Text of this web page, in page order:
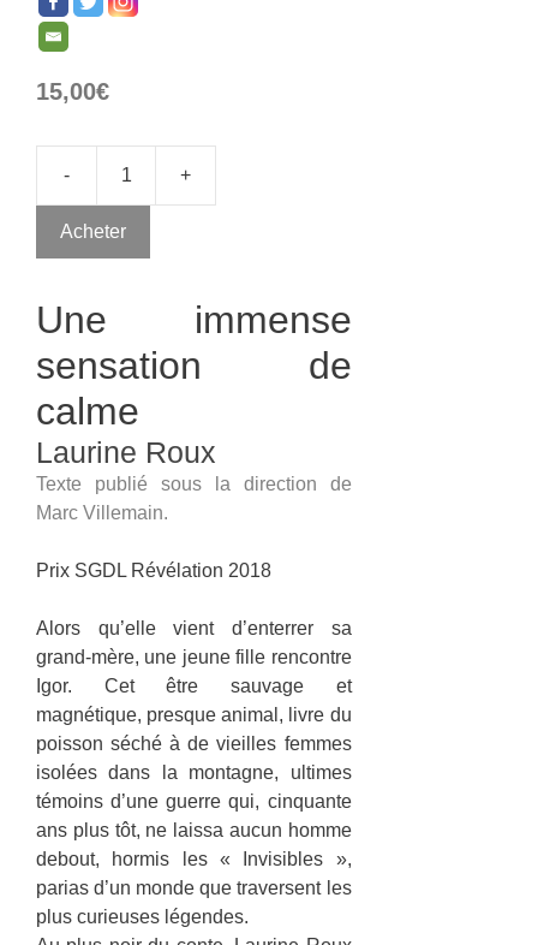
15,00€
- +
Acheter
Une immense
sensation de
calme
Laurine Roux
Texte publié sous la direction de
Marc Villemain.
Prix SGDL Révélation 2018
Alors qu’elle vient d’enterrer sa
grand-mère, une jeune fille rencontre
Igor. Cet être sauvage et
magnétique, presque animal, livre du
poisson séché à de vieilles femmes
isolées dans la montagne, ultimes
témoins d’une guerre qui, cinquante
ans plus tôt, ne laissa aucun homme
debout, hormis les « Invisibles »,
parias d’un monde que traversent les
plus curieuses légendes.